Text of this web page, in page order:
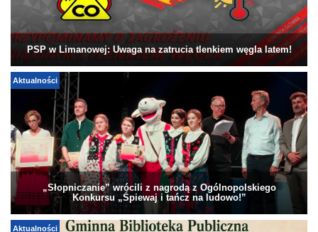
PSP w Limanowej: Uwaga na zatrucia tlenkiem węgla latem!
Aktualności
„Słopniczanie” wrócili z nagrodą z Ogólnopolskiego
Konkursu „Śpiewaj i tańcz na ludowo!”
Aktualności